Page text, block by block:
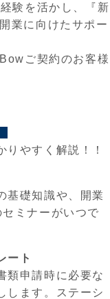
験を活かし、『新
業に向けたサポー
ご契約のお客様
やすく解説！！
基礎知識や、開業
ミナーがいつで
ート
類申請時に必要な
します。ステーシ